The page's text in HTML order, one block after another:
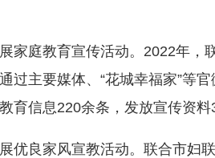
庭教育宣传活动。2022年，联
过主要媒体、“花城幸福家”等
育信息220余条，发放宣传资
良家风宣教活动。联合市妇联